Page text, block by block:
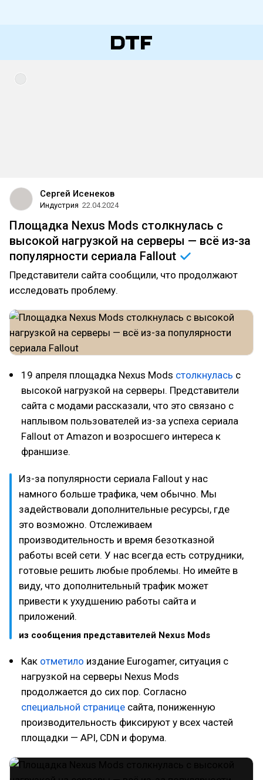
Сергей Исенеков
Индустрия 22.04.2024
Площадка Nexus Mods столкнулась с
высокой нагрузкой на серверы — всё из-за
популярности сериала Fallout
Представители сайта сообщили, что продолжают
исследовать проблему.
19 апреля площадка Nexus Mods столкнулась с
высокой нагрузкой на серверы. Представители
сайта с модами рассказали, что это связано с
наплывом пользователей из-за успеха сериала
Fallout от Amazon и возросшего интереса к
франшизе.
Из-за популярности сериала Fallout у нас
намного больше трафика, чем обычно. Мы
задействовали дополнительные ресурсы, где
это возможно. Отслеживаем
производительность и время безотказной
работы всей сети. У нас всегда есть сотрудники,
готовые решить любые проблемы. Но имейте в
виду, что дополнительный трафик может
привести к ухудшению работы сайта и
приложений.
из сообщения представителей Nexus Mods
Как отметило издание Eurogamer, ситуация с
нагрузкой на серверы Nexus Mods
продолжается до сих пор. Согласно
специальной странице сайта, пониженную
производительность фиксируют у всех частей
площадки — API, CDN и форума.